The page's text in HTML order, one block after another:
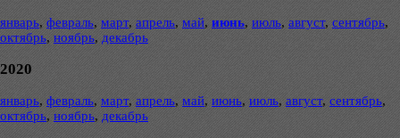
январь, февраль, март, апрель, май, июнь, июль, август, сентябрь,
октябрь, ноябрь, декабрь
2020
январь, февраль, март, апрель, май, июнь, июль, август, сентябрь,
октябрь, ноябрь, декабрь